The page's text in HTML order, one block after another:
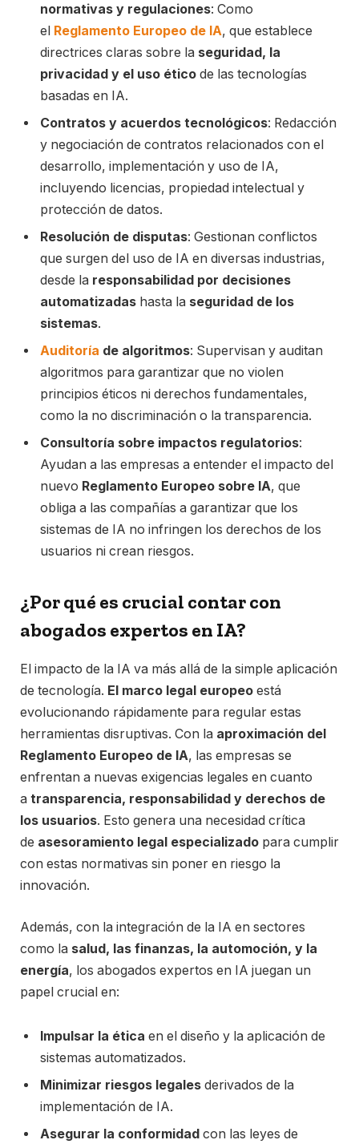
normativas y regulaciones: Como
el Reglamento Europeo de IA, que establece
directrices claras sobre la seguridad, la
privacidad y el uso ético de las tecnologías
basadas en IA.
Contratos y acuerdos tecnológicos: Redacción
y negociación de contratos relacionados con el
desarrollo, implementación y uso de IA,
incluyendo licencias, propiedad intelectual y
protección de datos.
Resolución de disputas: Gestionan conflictos
que surgen del uso de IA en diversas industrias,
desde la responsabilidad por decisiones
automatizadas hasta la seguridad de los
sistemas.
Auditoría de algoritmos: Supervisan y auditan
algoritmos para garantizar que no violen
principios éticos ni derechos fundamentales,
como la no discriminación o la transparencia.
Consultoría sobre impactos regulatorios:
Ayudan a las empresas a entender el impacto del
nuevo Reglamento Europeo sobre IA, que
obliga a las compañías a garantizar que los
sistemas de IA no infringen los derechos de los
usuarios ni crean riesgos.
¿Por qué es crucial contar con
abogados expertos en IA?
El impacto de la IA va más allá de la simple aplicación
de tecnología. El marco legal europeo está
evolucionando rápidamente para regular estas
herramientas disruptivas. Con la aproximación del
Reglamento Europeo de IA, las empresas se
enfrentan a nuevas exigencias legales en cuanto
a transparencia, responsabilidad y derechos de
los usuarios. Esto genera una necesidad crítica
de asesoramiento legal especializado para cumplir
con estas normativas sin poner en riesgo la
innovación.
Además, con la integración de la IA en sectores
como la salud, las finanzas, la automoción, y la
energía, los abogados expertos en IA juegan un
papel crucial en:
Impulsar la ética en el diseño y la aplicación de
sistemas automatizados.
Minimizar riesgos legales derivados de la
implementación de IA.
Asegurar la conformidad con las leyes de